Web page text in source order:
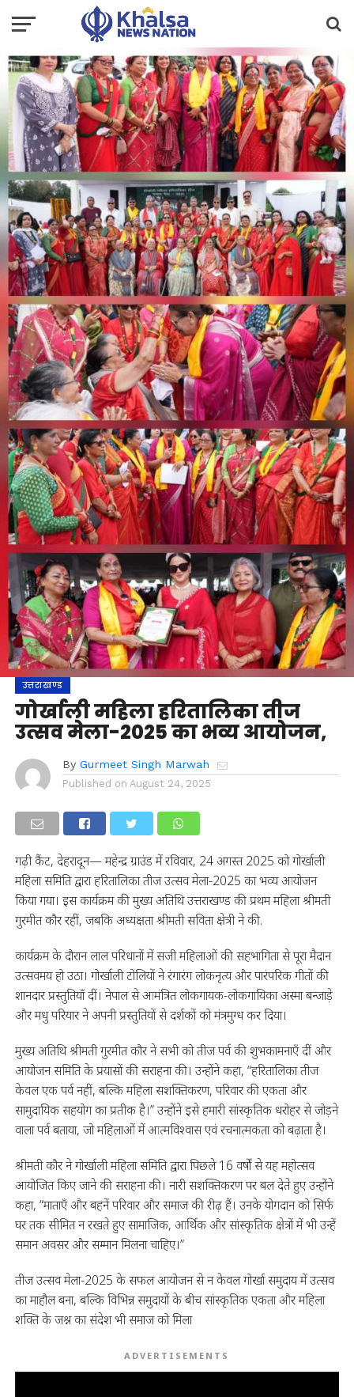
उत्तराखण्ड
गोर्खाली महिला हरितालिका तीज
उत्सव मेला-2025 का भव्य आयोजन,
By Gurmeet Singh Marwah
Published on August 24, 2025
गढ़ी कैंट, देहरादून— महेन्द्र ग्राउंड में रविवार, 24 अगस्त 2025 को गोर्खाली
महिला समिति द्वारा हरितालिका तीज उत्सव मेला-2025 का भव्य आयोजन
किया गया। इस कार्यक्रम की मुख्य अतिथि उत्तराखण्ड की प्रथम महिला श्रीमती
गुरमीत कौर रहीं, जबकि अध्यक्षता श्रीमती सविता क्षेत्री ने की.
कार्यक्रम के दौरान लाल परिधानों में सजी महिलाओं की सहभागिता से पूरा मैदान
उत्सवमय हो उठा। गोर्खाली टोलियों ने रंगारंग लोकनृत्य और पारंपरिक गीतों की
शानदार प्रस्तुतियाँ दीं। नेपाल से आमंत्रित लोकगायक-लोकगायिका अस्मा बन्जाड़े
और मधु परियार ने अपनी प्रस्तुतियों से दर्शकों को मंत्रमुग्ध कर दिया।
मुख्य अतिथि श्रीमती गुरमीत कौर ने सभी को तीज पर्व की शुभकामनाएँ दीं और
आयोजन समिति के प्रयासों की सराहना की। उन्होंने कहा, “हरितालिका तीज
केवल एक पर्व नहीं, बल्कि महिला सशक्तिकरण, परिवार की एकता और
सामुदायिक सहयोग का प्रतीक है।” उन्होंने इसे हमारी सांस्कृतिक धरोहर से जोड़ने
वाला पर्व बताया, जो महिलाओं में आत्मविश्वास एवं रचनात्मकता को बढ़ाता है।
श्रीमती कौर ने गोर्खाली महिला समिति द्वारा पिछले 16 वर्षों से यह महोत्सव
आयोजित किए जाने की सराहना की। नारी सशक्तिकरण पर बल देते हुए उन्होंने
कहा, “माताएँ और बहनें परिवार और समाज की रीढ़ हैं। उनके योगदान को सिर्फ
घर तक सीमित न रखते हुए सामाजिक, आर्थिक और सांस्कृतिक क्षेत्रों में भी उन्हें
समान अवसर और सम्मान मिलना चाहिए।”
तीज उत्सव मेला-2025 के सफल आयोजन से न केवल गोर्खा समुदाय में उत्सव
का माहौल बना, बल्कि विभिन्न समुदायों के बीच सांस्कृतिक एकता और महिला
शक्ति के जश्न का संदेश भी समाज को मिला
ADVERTISEMENTS